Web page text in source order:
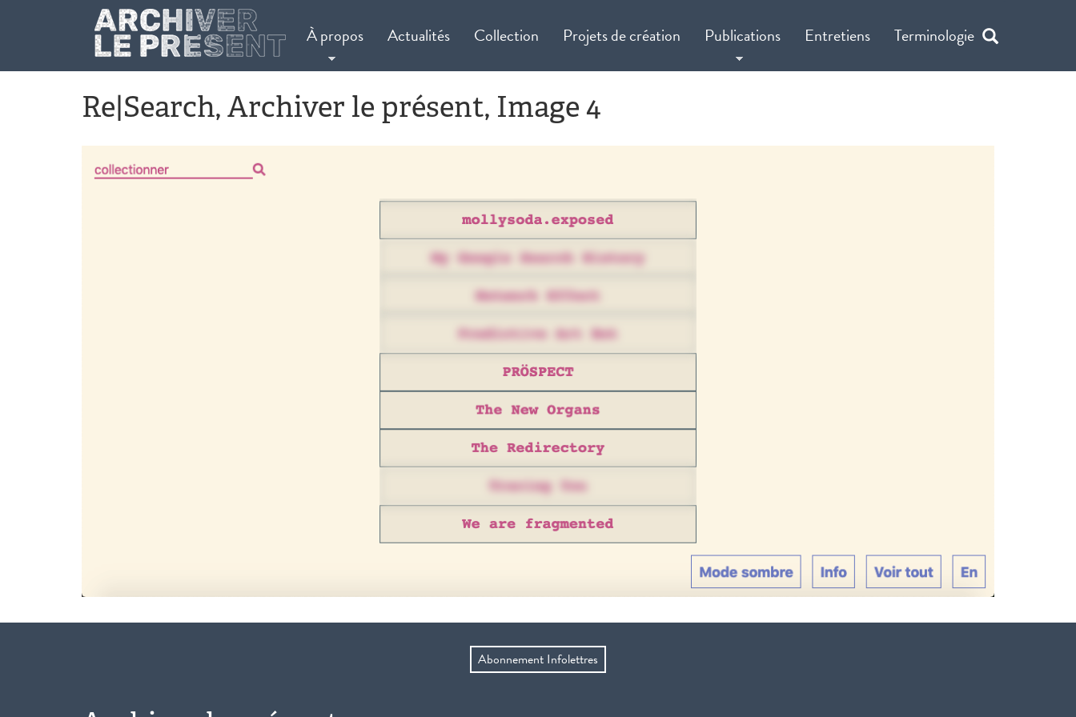
Aller au contenu principal
À propos Actualités Collection Projets de création Publications Entretiens Terminologie
Re|Search, Archiver le présent, Image 4
Abonnement Infolettres